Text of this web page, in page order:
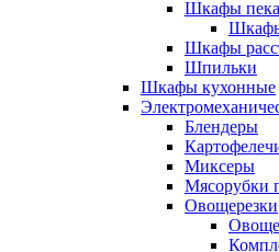
Шкафы
Шкафы
Шпильки
Шкафы кухонные
Блендеры
Миксеры
Мясорубки
Овощерезки